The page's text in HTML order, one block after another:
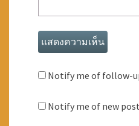
Notify me of follow-
Notify me of new